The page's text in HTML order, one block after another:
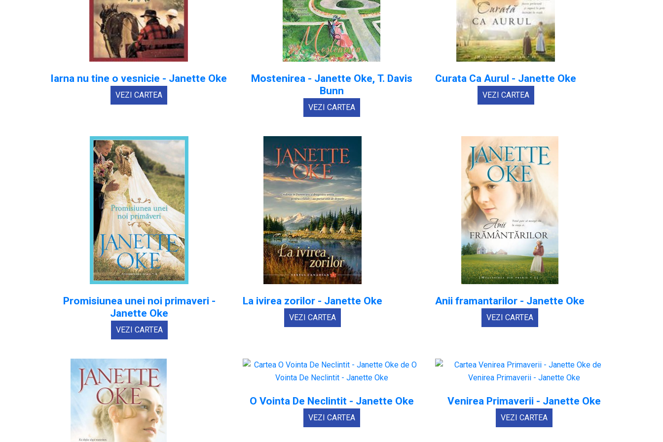
Iarna nu tine o vesnicie - Janette Oke
VEZI CARTEA
Mostenirea - Janette Oke, T. Davis
Bunn
VEZI CARTEA
Curata Ca Aurul - Janette Oke
VEZI CARTEA
Promisiunea unei noi primaveri -
Janette Oke
VEZI CARTEA
La ivirea zorilor - Janette Oke
VEZI CARTEA
Anii framantarilor - Janette Oke
VEZI CARTEA
O Vointa De Neclintit - Janette Oke
VEZI CARTEA
Venirea Primaverii - Janette Oke
VEZI CARTEA